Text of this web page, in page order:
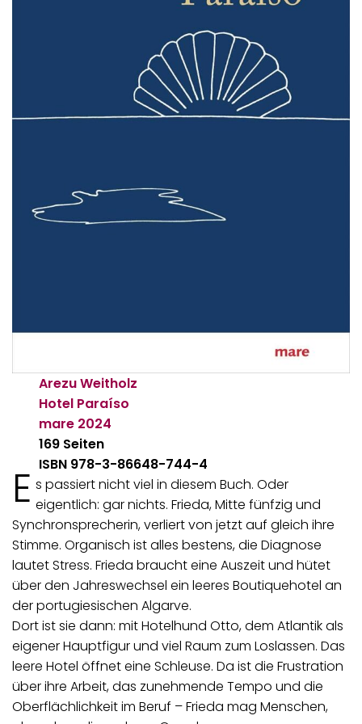
Arezu Weitholz
Hotel Paraíso
mare 2024
169 Seiten
ISBN 978-3-86648-744-4
E s passiert nicht viel in diesem Buch. Oder
eigentlich: gar nichts. Frieda, Mitte fünfzig und
Synchronsprecherin, verliert von jetzt auf gleich ihre
Stimme. Organisch ist alles bestens, die Diagnose
lautet Stress. Frieda braucht eine Auszeit und hütet
über den Jahreswechsel ein leeres Boutiquehotel an
der portugiesischen Algarve.
Dort ist sie dann: mit Hotelhund Otto, dem Atlantik als
eigener Hauptfigur und viel Raum zum Loslassen. Das
leere Hotel öffnet eine Schleuse. Da ist die Frustration
über ihre Arbeit, das zunehmende Tempo und die
Oberflächlichkeit im Beruf – Frieda mag Menschen,